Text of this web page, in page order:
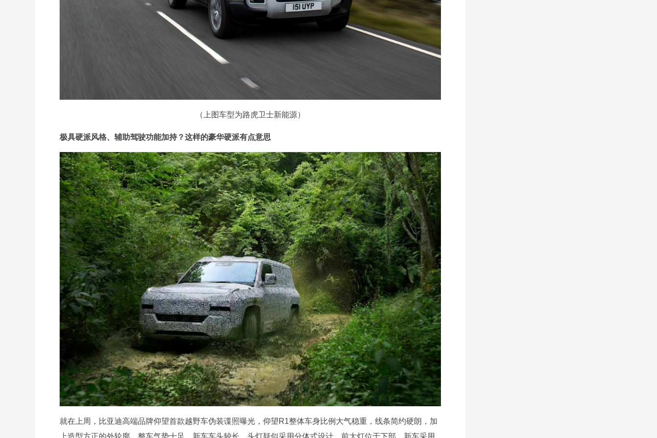
（上图车型为路虎卫士新能源）
极具硬派风格、辅助驾驶功能加持？这样的豪华硬派有点意思
就在上周，比亚迪高端品牌仰望首款越野车伪装谍照曝光，仰望R1整体车身比例大气稳重，线条简约硬朗，加
上造型方正的外轮廓，整车气势十足。新车车头较长，头灯疑似采用分体式设计，前大灯位于下部。新车采用